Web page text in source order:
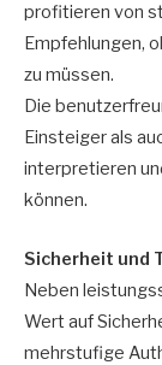
profitieren von
Empfehlungen,
zu müssen.
Die
Einsteiger als
interpretieren
können.
Sicherheit und
Neben
Wert auf
mehrstufige